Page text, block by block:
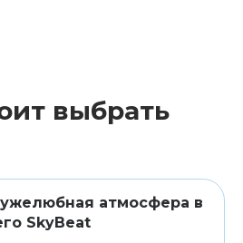
выбрать
атмосфера в
SkyBeat